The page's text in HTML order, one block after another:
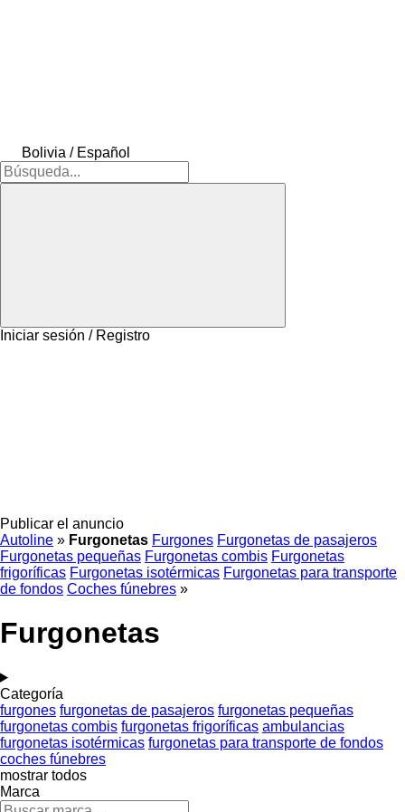
Bolivia / Español
Iniciar sesión / Registro
Publicar el anuncio
Autoline » Furgonetas Furgones Furgonetas de pasajeros
Furgonetas pequeñas Furgonetas combis Furgonetas
frigoríficas Furgonetas isotérmicas Furgonetas para transporte
de fondos Coches fúnebres »
Furgonetas
Categoría
furgones furgonetas de pasajeros furgonetas pequeñas
furgonetas combis furgonetas frigoríficas ambulancias
furgonetas isotérmicas furgonetas para transporte de fondos
coches fúnebres
mostrar todos
Marca